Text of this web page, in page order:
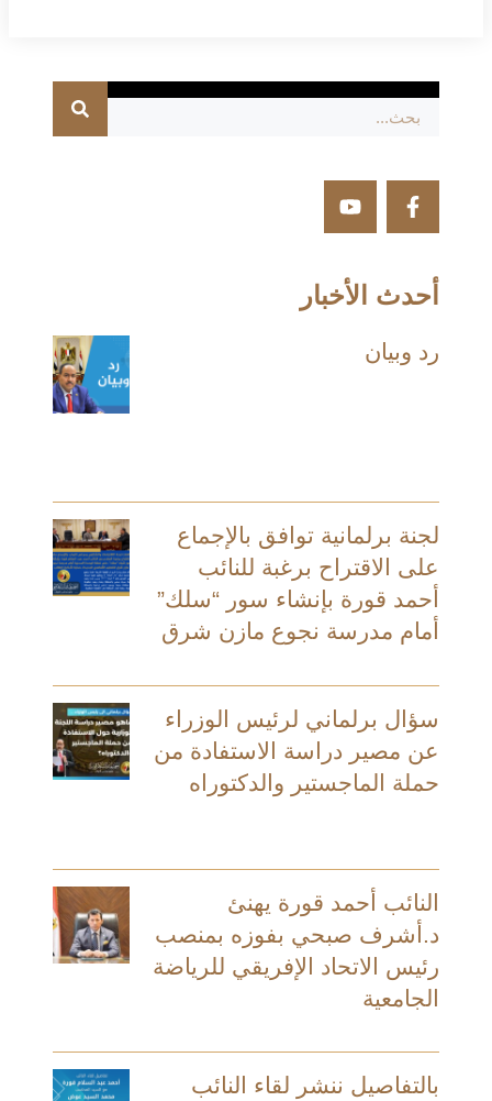
أحدث الأخبار
رد وبيان
لجنة برلمانية توافق بالإجماع
على الاقتراح برغبة للنائب
أحمد قورة بإنشاء سور “سلك”
أمام مدرسة نجوع مازن شرق
سؤال برلماني لرئيس الوزراء
عن مصير دراسة الاستفادة من
حملة الماجستير والدكتوراه
النائب أحمد قورة يهنئ
د.أشرف صبحي بفوزه بمنصب
رئيس الاتحاد الإفريقي للرياضة
الجامعية
بالتفاصيل ننشر لقاء النائب